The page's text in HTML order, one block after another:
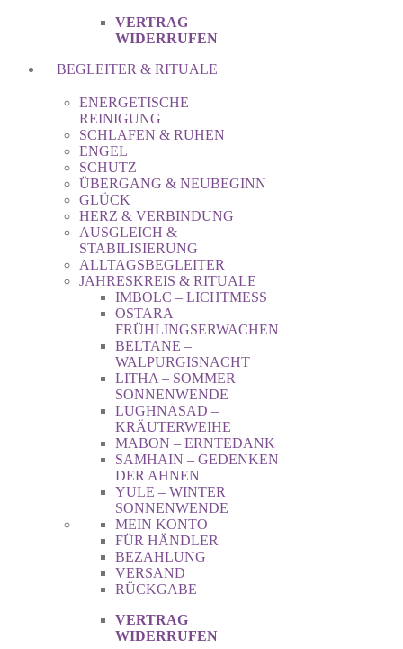
VERTRAG
WIDERRUFEN
BEGLEITER & RITUALE
ENERGETISCHE
REINIGUNG
SCHLAFEN & RUHEN
ENGEL
SCHUTZ
ÜBERGANG & NEUBEGINN
GLÜCK
HERZ & VERBINDUNG
AUSGLEICH &
STABILISIERUNG
ALLTAGSBEGLEITER
JAHRESKREIS & RITUALE
IMBOLC – LICHTMESS
OSTARA –
FRÜHLINGSERWACHEN
BELTANE –
WALPURGISNACHT
LITHA – SOMMER
SONNENWENDE
LUGHNASAD –
KRÄUTERWEIHE
MABON – ERNTEDANK
SAMHAIN – GEDENKEN
DER AHNEN
YULE – WINTER
SONNENWENDE
MEIN KONTO
FÜR HÄNDLER
BEZAHLUNG
VERSAND
RÜCKGABE
VERTRAG
WIDERRUFEN